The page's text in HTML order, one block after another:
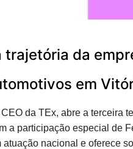
trajetória da
em
da TEx, abre a terceira
a participação especial de
atuação nacional e oferece